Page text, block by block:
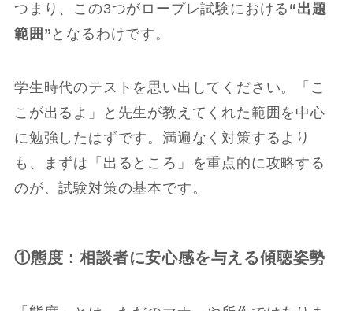
つまり、この3つがロープレ試験における “出題
範囲” となるわけです。
学生時代のテストを思い出してください。「こ
こが出るよ」と先生が教えてくれた範囲を中心
に勉強したはずです。満遍なく対策するより
も、まずは「出るところ」を重点的に攻略する
のが、試験対策の基本です。
①態度：相談者に安心感を与える傾聴姿勢